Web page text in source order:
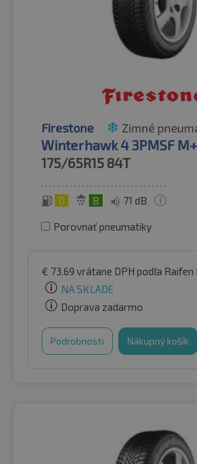
Firestone Zimné
Winterhawk 4 3PMSF
175/65R15 84T
D B 71 dB
Porovnať pneumatiky
€ 73.69 vrátane DPH podľa Raifen
NA SKLADE
Doprava zadarmo
Podrobnosti Nákupný košík